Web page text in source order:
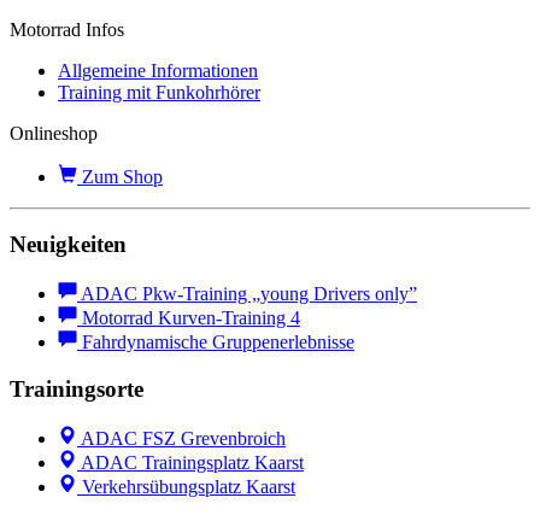
Motorrad Infos
Allgemeine Informationen
Training mit Funkohrhörer
Onlineshop
Zum Shop
Neuigkeiten
ADAC Pkw-Training „young Drivers only”
Motorrad Kurven-Training 4
Fahrdynamische Gruppenerlebnisse
Trainingsorte
ADAC FSZ Grevenbroich
ADAC Trainingsplatz Kaarst
Verkehrsübungsplatz Kaarst